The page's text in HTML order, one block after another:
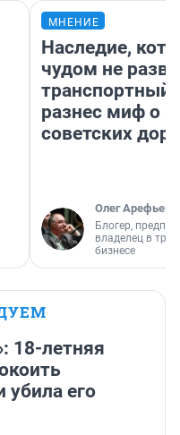
МНЕНИЕ
Наследие,
чудом не
транспортный
разнес миф о
советских
Олег Арефьев
Блогер,
владелец в
бизнесе
18-летняя
убила его